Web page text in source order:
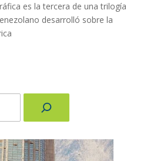
es la tercera de una trilogía
desarrolló sobre la